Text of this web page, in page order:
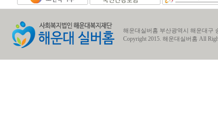
해운대실버홈 부산광역시 해운대구
Copyright 2015. 해운대실버홈 All